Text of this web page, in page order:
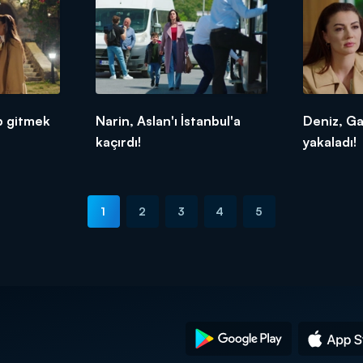
gitmek
Narin, Aslan'ı İstanbul'a
kaçırdı!
Deniz,
yakaladı!
1 2 3 4 5